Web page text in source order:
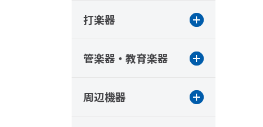
打楽器
管楽器・教育楽器
周辺機器